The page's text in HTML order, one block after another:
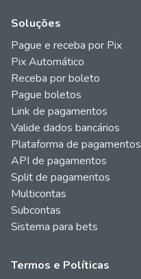
Soluções
Pague e receba por Pix
Pix Automático
Receba por boleto
Pague boletos
Link de pagamentos
Valide dados bancários
Plataforma de pagamentos
API de pagamentos
Split de pagamentos
Multicontas
Subcontas
Sistema para bets
Termos e Políticas